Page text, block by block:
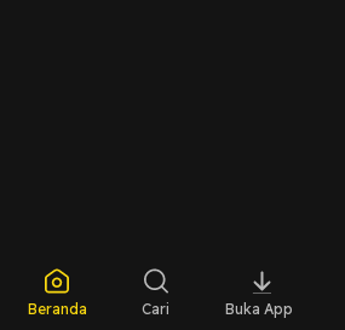
Beranda Cari Buka App